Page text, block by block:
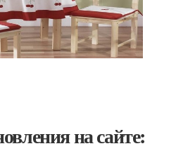
на сайте: